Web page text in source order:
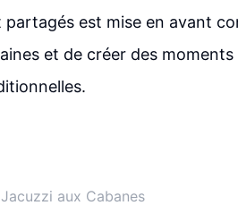
est mise en avant
et de créer des moments
aux Cabanes